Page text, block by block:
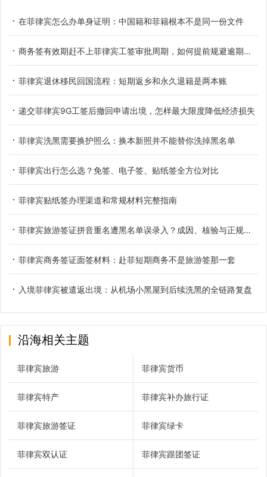
在菲律宾怎么办单身证明：中国籍和菲籍根本不是同一份文件
商务签有效期赶不上菲律宾工签审批周期，如何提前规避逾期滞留
菲律宾退休移民回国流程：短期返乡和永久退籍是两本账
递交菲律宾9G工签后撤回申请出境，怎样最大限度降低经济损失
菲律宾洗黑需要换护照么：换本新照并不能替你洗掉黑名单
菲律宾出行怎么选？免签、电子签、贴纸签全方位对比
菲律宾贴纸签办理渠道和常规材料完整指南
菲律宾旅游签证拼音重名遭黑名单误录入？成因、核验与正规解决办法
菲律宾商务签证面签材料：赴菲短期商务不是旅游签那一套
入境菲律宾被遣返出境：从机场小黑屋到后续洗黑的全链路复盘
沿海相关主题
菲律宾旅游 菲律宾货币
菲律宾特产 菲律宾补办旅行证
菲律宾旅游签证 菲律宾绿卡
菲律宾双认证 菲律宾跟团签证